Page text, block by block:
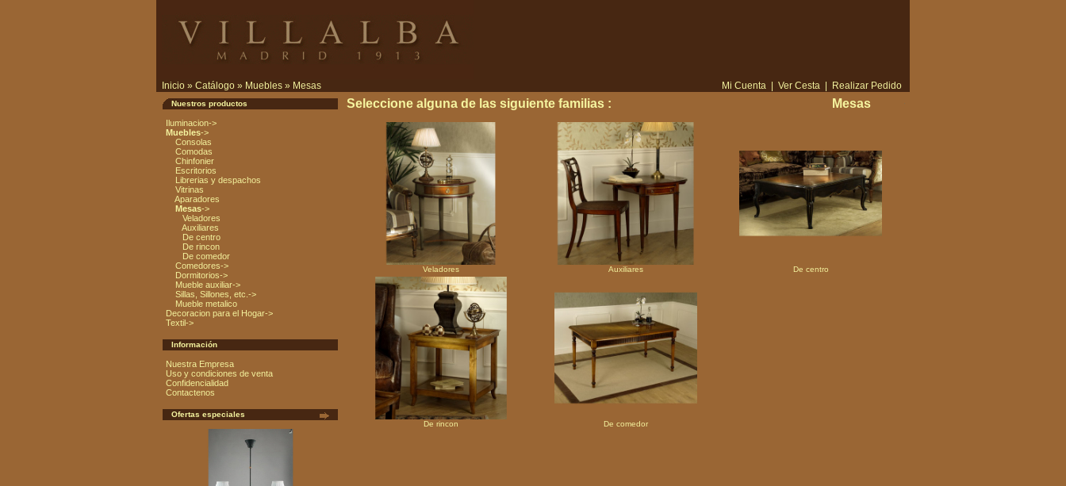
Inicio » Catálogo » Muebles » Mesas Mi Cuenta Ver Cesta Realizar Pedido
Nuestros productos
Iluminacion->
Muebles->
Consolas
Comodas
Chinfonier
Escritorios
Librerias y despachos
Vitrinas
Aparadores
Mesas->
Veladores
Auxiliares
De centro
De rincon
De comedor
Comedores->
Dormitorios->
Mueble auxiliar->
Sillas, Sillones, etc.->
Mueble metalico
Decoracion para el Hogar->
Textil->
Información
Nuestra Empresa
Uso y condiciones de venta
Confidencialidad
Contactenos
Ofertas especiales
Seleccione alguna de las siguiente familias : Mesas
Veladores Auxiliares De centro
De rincon De comedor